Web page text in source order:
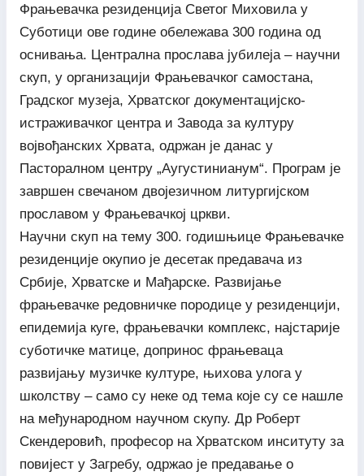
Фрањевачка резиденција Светог Миховила у
Суботици ове године обележава 300 година од
оснивања. Централна прослава јубилеја – научни
скуп, у организацији Фрањевачког самостана,
Градског музеја, Хрватског документацијско-
истраживачког центра и Завода за културу
војвођанских Хрвата, одржан је данас у
Пасторалном центру „Аугустинианум“. Програм је
завршен свечаном двојезичном литургијском
прославом у Фрањевачкој цркви.
Научни скуп на тему 300. годишњице Фрањевачке
резиденције окупио је десетак предавача из
Србије, Хрватске и Мађарске. Развијање
фрањевачке редовничке породице у резиденцији,
епидемија куге, фрањевачки комплекс, најстарије
суботичке матице, допринос фрањеваца
развијању музичке културе, њихова улога у
школству – само су неке од тема које су се нашле
на међународном научном скупу. Др Роберт
Скендеровић, професор на Хрватском инситуту за
повијест у Загребу, одржао је предавање о